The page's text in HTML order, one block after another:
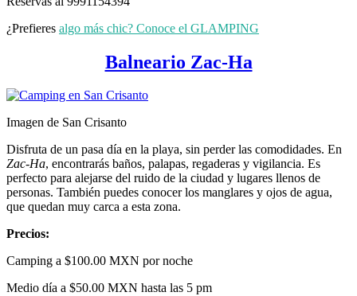
¿Prefieres algo más chic? Conoce el GLAMPING
Balneario Zac-Ha
Imagen de San Crisanto
Disfruta de un pasa día en la playa, sin perder las comodidades. En
Zac-Ha, encontrarás baños, palapas, regaderas y vigilancia. Es
perfecto para alejarse del ruido de la ciudad y lugares llenos de
personas. También puedes conocer los manglares y ojos de agua,
que quedan muy carca a esta zona.
Precios:
Camping a $100.00 MXN por noche
Medio día a $50.00 MXN hasta las 5 pm